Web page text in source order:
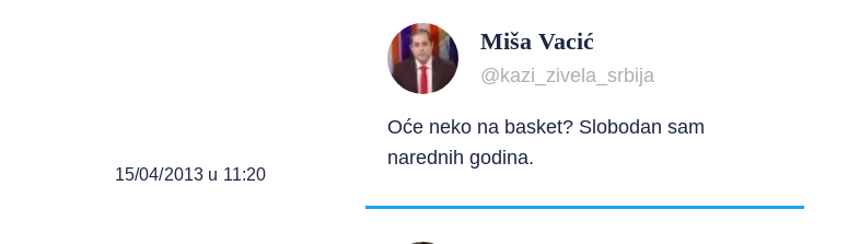
15/04/2013 u 11:20
Miša Vacić
@kazi_zivela_srbija
Oće neko na basket? Slobodan sam
narednih godina.